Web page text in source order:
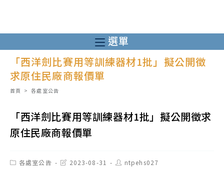
至
主
選單
「西洋劍比賽用等訓練器材1批」擬公開徵
求原住民廠商報價單
首頁 > 各處室公告
「西洋劍比賽用等訓練器材1批」擬公開徵求
原住民廠商報價單
Post各處室公告
Post2023-08-31
Post
author:
ntpehs027